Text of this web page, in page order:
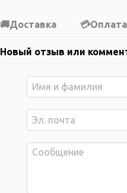
Доставка Оплата
Новый отзыв или